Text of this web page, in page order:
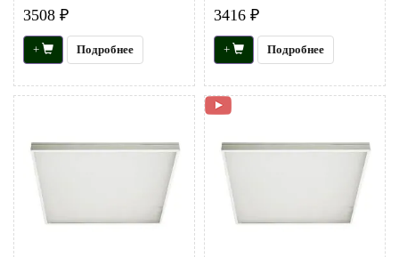
3508 ₽
+ Подробнее
3416 ₽
+ Подробнее